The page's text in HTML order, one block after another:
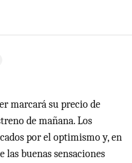
marcará su precio de
de mañana. Los
por el optimismo y, en
buenas sensaciones